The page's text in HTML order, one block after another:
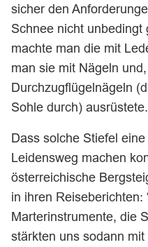
sicher den
Schnee nicht unbedingt
machte man die mit
man sie mit Nägeln
Durchzugflügelnägeln
Sohle durch) ausrüstete.
Dass solche Stiefel
Leidensweg machen
österreichische
in ihren Reiseberichten:
Marterinstrumente, die
stärkten uns sodann